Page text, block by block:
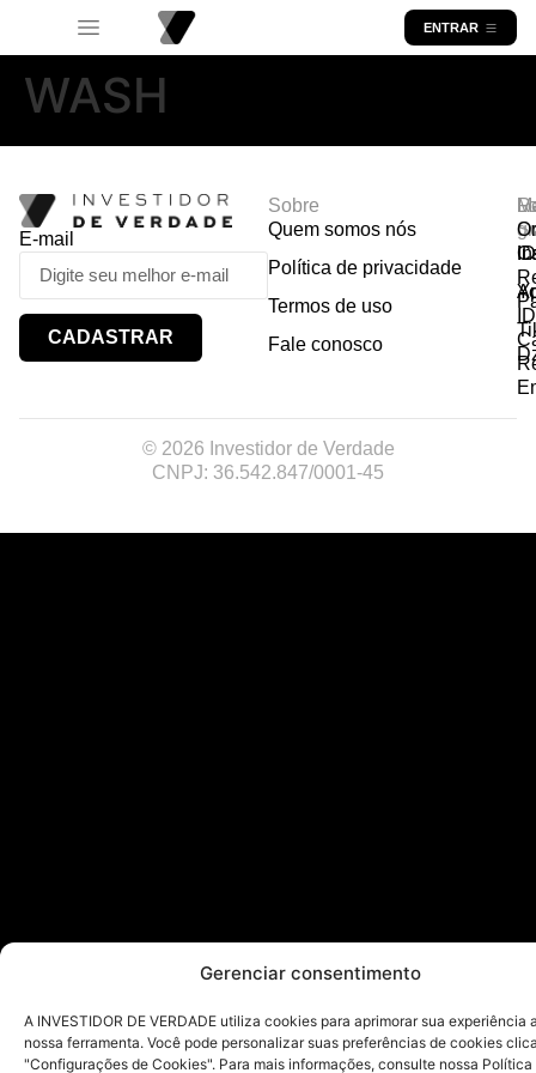
Gerenciar consentimento
A INVESTIDOR DE VERDADE utiliza cookies para aprimorar sua experiência
nossa ferramenta. Você pode personalizar suas preferências de cookies
"Configurações de Cookies". Para mais informações, consulte nossa Política
ENTRAR
WASH
E-mail
CADASTRAR
Sobre
Quem somos nós
Política de privacidade
Termos de uso
Fale conosco
© 2026 Investidor de Verdade
CNPJ: 36.542.847/0001-45